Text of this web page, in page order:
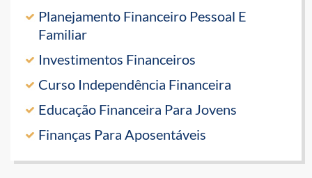
Planejamento Financeiro Pessoal E
Familiar
Investimentos Financeiros
Curso Independência Financeira
Educação Financeira Para Jovens
Finanças Para Aposentáveis